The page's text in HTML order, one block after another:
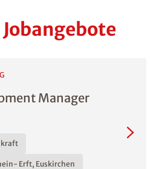
Manager
Erft, Euskirchen